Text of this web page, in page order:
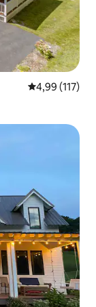
4,99 de uma
4,99 (117)